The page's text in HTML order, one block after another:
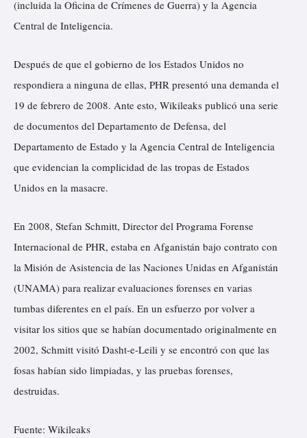
(incluida la Oficina de Crímenes de Guerra) y la Agencia
Central de Inteligencia.
Después de que el gobierno de los Estados Unidos no
respondiera a ninguna de ellas, PHR presentó una demanda el
19 de febrero de 2008. Ante esto, Wikileaks publicó una serie
de documentos del Departamento de Defensa, del
Departamento de Estado y la Agencia Central de Inteligencia
que evidencian la complicidad de las tropas de Estados
Unidos en la masacre.
En 2008, Stefan Schmitt, Director del Programa Forense
Internacional de PHR, estaba en Afganistán bajo contrato con
la Misión de Asistencia de las Naciones Unidas en Afganistán
(UNAMA) para realizar evaluaciones forenses en varias
tumbas diferentes en el país. En un esfuerzo por volver a
visitar los sitios que se habían documentado originalmente en
2002, Schmitt visitó Dasht-e-Leili y se encontró con que las
fosas habían sido limpiadas, y las pruebas forenses,
destruidas.
Fuente: Wikileaks